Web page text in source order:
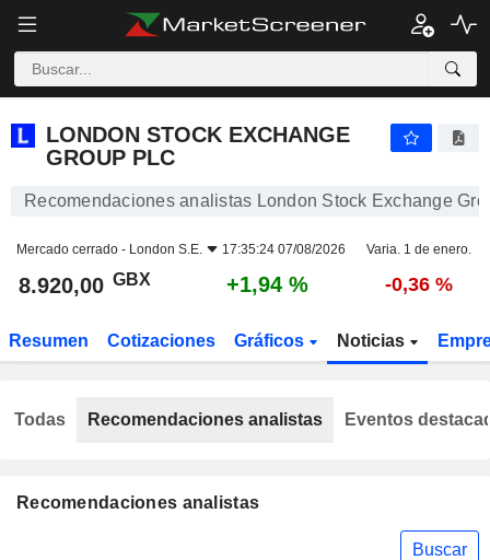
LONDON STOCK EXCHANGE
GROUP PLC
Recomendaciones analistas London Stock Exchange
Mercado cerrado - London S.E. 17:35:24 07/08/2026 Varia. 1 de enero.
8.920,00 GBX +1,94 % -0,36 %
Resumen Cotizaciones Gráficos Noticias
Recomendaciones analistas
Buscar
Todas Recomendaciones analistas Eventos